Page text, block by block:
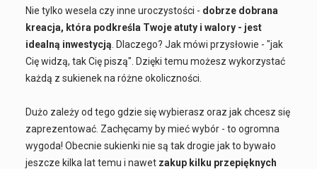
Nie tylko wesela czy inne uroczystości - dobrze dobrana
kreacja, która podkreśla Twoje atuty i walory - jest
idealną inwestycją . Dlaczego? Jak mówi przysłowie - "jak
Cię widzą, tak Cię piszą". Dzięki temu możesz wykorzystać
każdą z sukienek na różne okoliczności.
Dużo zależy od tego gdzie się wybierasz oraz jak chcesz się
zaprezentować. Zachęcamy by mieć wybór - to ogromna
wygoda! Obecnie sukienki nie są tak drogie jak to bywało
jeszcze kilka lat temu i nawet zakup kilku przepięknych